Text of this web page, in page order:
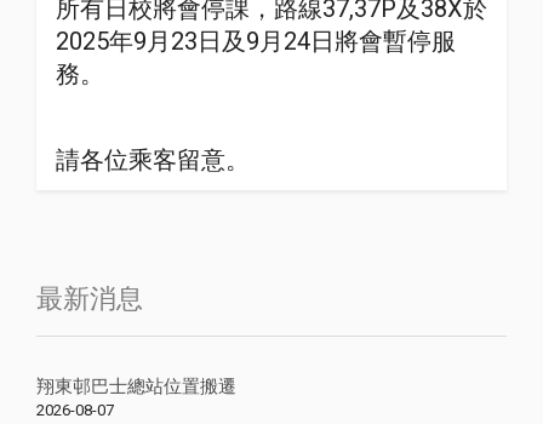
所有日校將會停課，路線37,37P及38X於
2025年9月23日及9月24日將會暫停服
務。
請各位乘客留意。
最新消息
翔東邨巴士總站位置搬遷
2026-08-07